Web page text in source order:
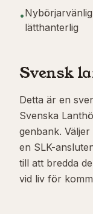
•
lätthanterlig
Svensk
Detta är en
Svenska
genbank.
en SLK-
till att bredda
vid liv för